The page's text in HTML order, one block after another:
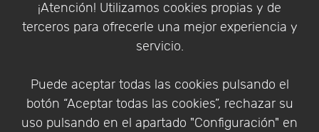
¡Atención! Utilizamos cookies propias y de
terceros para ofrecerle una mejor experiencia y
servicio.
Puede aceptar todas las cookies pulsando el
botón “Aceptar todas las cookies”, rechazar su
uso pulsando en el apartado "Configuración" en
Política de Privacidad
Condiciones de compra
Identificarse